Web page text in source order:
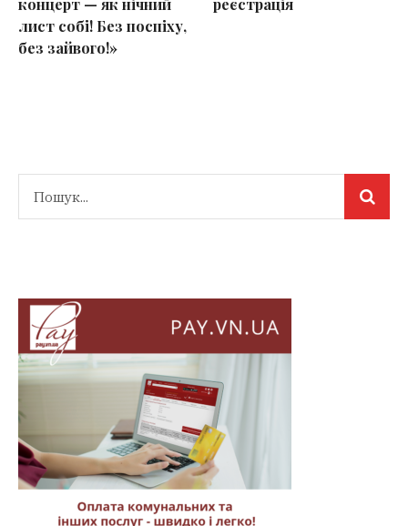
концерт — як нічний
лист собі! Без поспіху,
без зайвого!»
реєстрація